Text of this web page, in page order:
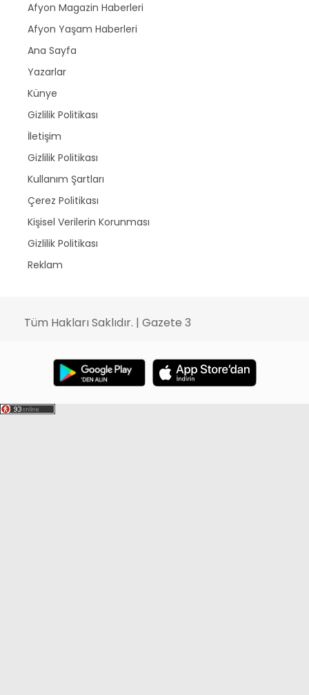
Afyon Magazin Haberleri
Afyon Yaşam Haberleri
Ana Sayfa
Yazarlar
Künye
Gizlilik Politikası
İletişim
Gizlilik Politikası
Kullanım Şartları
Çerez Politikası
Kişisel Verilerin Korunması
Gizlilik Politikası
Reklam
Tüm Hakları Saklıdır. | Gazete 3